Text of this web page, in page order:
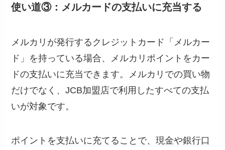
使い道③：メルカードの支払いに充当する
メルカリが発行するクレジットカード「メルカー
ド」を持っている場合、メルカリポイントをカー
ドの支払いに充当できます。メルカリでの買い物
だけでなく、JCB加盟店で利用したすべての支払
いが対象です。
ポイントを支払いに充てることで、現金や銀行口